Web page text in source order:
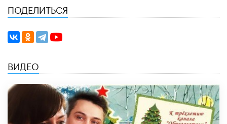
ПОДЕЛИТЬСЯ
ВИДЕО